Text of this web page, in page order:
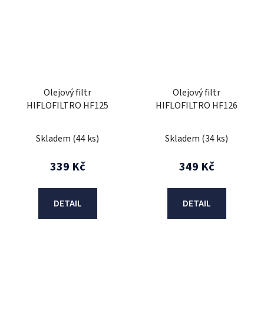
Olejový filtr
HIFLOFILTRO HF125
Skladem (44 ks)
339 Kč
DETAIL
Olejový filtr
HIFLOFILTRO HF126
Skladem (34 ks)
349 Kč
DETAIL